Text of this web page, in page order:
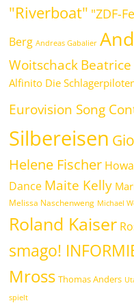
"Riverboat" "ZDF-
Berg Andreas Gabalier
WoitschackBeatrice
Alfinito Die
Eurovision Song
Silbereisen
Helene Fischer
Dance Maite Kelly
Melissa Naschenweng Michael
Roland Kaiser
smago!
Mross Thomas Anders
spielt